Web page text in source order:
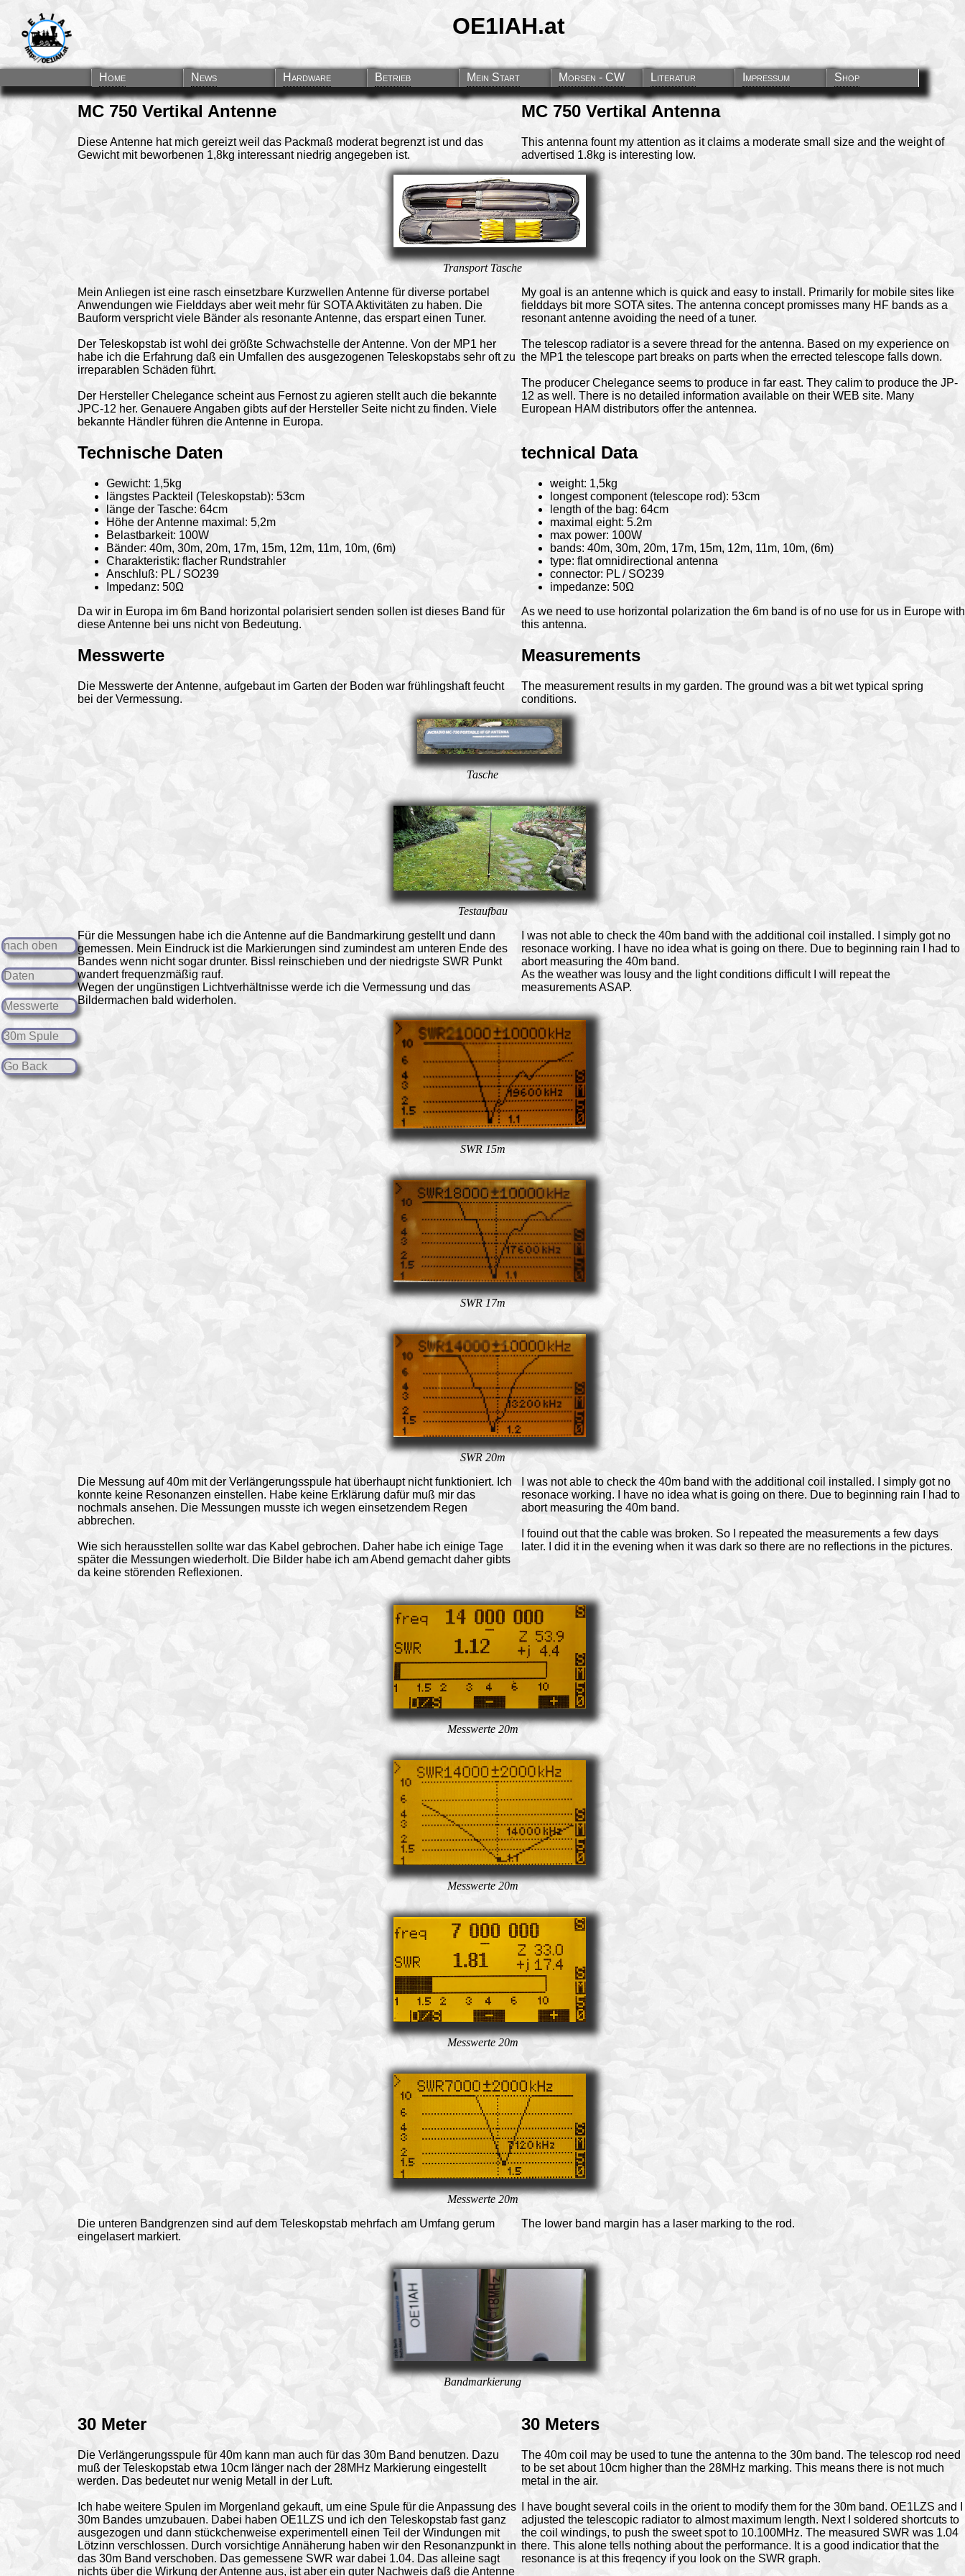
OE1IAH.at
Home News Hardware Betrieb Mein Start Morsen - CW Literatur Impressum Shop
nach oben
Daten
Messwerte
30m Spule
Go Back
MC 750 Vertikal Antenne
Diese Antenne hat mich gereizt weil das Packmaß moderat begrenzt ist und das
Gewicht mit beworbenen 1,8kg interessant niedrig angegeben ist.
MC 750 Vertikal Antenna
This antenna fount my attention as it claims a moderate small size and the weight of
advertised 1.8kg is interesting low.
Transport Tasche
Mein Anliegen ist eine rasch einsetzbare Kurzwellen Antenne für diverse portabel
Anwendungen wie Fielddays aber weit mehr für SOTA Aktivitäten zu haben. Die
Bauform verspricht viele Bänder als resonante Antenne, das erspart einen Tuner.
Der Teleskopstab ist wohl dei größte Schwachstelle der Antenne. Von der MP1 her
habe ich die Erfahrung daß ein Umfallen des ausgezogenen Teleskopstabs sehr oft zu
irreparablen Schäden führt.
Der Hersteller Chelegance scheint aus Fernost zu agieren stellt auch die bekannte
JPC-12 her. Genauere Angaben gibts auf der Hersteller Seite nicht zu finden. Viele
bekannte Händler führen die Antenne in Europa.
My goal is an antenne which is quick and easy to install. Primarily for mobile sites like
fielddays bit more SOTA sites. The antenna concept promisses many HF bands as a
resonant antenne avoiding the need of a tuner.
The telescop radiator is a severe thread for the antenna. Based on my experience on
the MP1 the telescope part breaks on parts when the errected telescope falls down.
The producer Chelegance seems to produce in far east. They calim to produce the JP-
12 as well. There is no detailed information available on their WEB site. Many
European HAM distributors offer the antennea.
Technische Daten
Gewicht: 1,5kg
längstes Packteil (Teleskopstab): 53cm
länge der Tasche: 64cm
Höhe der Antenne maximal: 5,2m
Belastbarkeit: 100W
Bänder: 40m, 30m, 20m, 17m, 15m, 12m, 11m, 10m, (6m)
Charakteristik: flacher Rundstrahler
Anschluß: PL / SO239
Impedanz: 50Ω
Da wir in Europa im 6m Band horizontal polarisiert senden sollen ist dieses Band für
diese Antenne bei uns nicht von Bedeutung.
technical Data
weight: 1,5kg
longest component (telescope rod): 53cm
length of the bag: 64cm
maximal eight: 5.2m
max power: 100W
bands: 40m, 30m, 20m, 17m, 15m, 12m, 11m, 10m, (6m)
type: flat omnidirectional antenna
connector: PL / SO239
impedanze: 50Ω
As we need to use horizontal polarization the 6m band is of no use for us in Europe with
this antenna.
Messwerte
Die Messwerte der Antenne, aufgebaut im Garten der Boden war frühlingshaft feucht
bei der Vermessung.
Measurements
The measurement results in my garden. The ground was a bit wet typical spring
conditions.
Tasche
Testaufbau
Für die Messungen habe ich die Antenne auf die Bandmarkirung gestellt und dann
gemessen. Mein Eindruck ist die Markierungen sind zumindest am unteren Ende des
Bandes wenn nicht sogar drunter. Bissl reinschieben und der niedrigste SWR Punkt
wandert frequenzmäßig rauf.
Wegen der ungünstigen Lichtverhältnisse werde ich die Vermessung und das
Bildermachen bald widerholen.
I was not able to check the 40m band with the additional coil installed. I simply got no
resonace working. I have no idea what is going on there. Due to beginning rain I had to
abort measuring the 40m band.
As the weather was lousy and the light conditions difficult I will repeat the
measurements ASAP.
SWR 15m
SWR 17m
SWR 20m
Die Messung auf 40m mit der Verlängerungsspule hat überhaupt nicht funktioniert. Ich
konnte keine Resonanzen einstellen. Habe keine Erklärung dafür muß mir das
nochmals ansehen. Die Messungen musste ich wegen einsetzendem Regen
abbrechen.
Wie sich herausstellen sollte war das Kabel gebrochen. Daher habe ich einige Tage
später die Messungen wiederholt. Die Bilder habe ich am Abend gemacht daher gibts
da keine störenden Reflexionen.
I was not able to check the 40m band with the additional coil installed. I simply got no
resonace working. I have no idea what is going on there. Due to beginning rain I had to
abort measuring the 40m band.
I fouind out that the cable was broken. So I repeated the measurements a few days
later. I did it in the evening when it was dark so there are no reflections in the pictures.
Messwerte 20m
Messwerte 20m
Messwerte 20m
Messwerte 20m
Die unteren Bandgrenzen sind auf dem Teleskopstab mehrfach am Umfang gerum
eingelasert markiert.
The lower band margin has a laser marking to the rod.
Bandmarkierung
30 Meter
Die Verlängerungsspule für 40m kann man auch für das 30m Band benutzen. Dazu
muß der Teleskopstab etwa 10cm länger nach der 28MHz Markierung eingestellt
werden. Das bedeutet nur wenig Metall in der Luft.
Ich habe weitere Spulen im Morgenland gekauft, um eine Spule für die Anpassung des
30m Bandes umzubauen. Dabei haben OE1LZS und ich den Teleskopstab fast ganz
ausgezogen und dann stückchenweise experimentell einen Teil der Windungen mit
Lötzinn verschlossen. Durch vorsichtige Annäherung haben wir den Resonanzpunkt in
das 30m Band verschoben. Das gemessene SWR war dabei 1.04. Das alleine sagt
nichts über die Wirkung der Antenne aus, ist aber ein guter Nachweis daß die Antenne
30 Meters
The 40m coil may be used to tune the antenna to the 30m band. The telescop rod need
to be set about 10cm higher than the 28MHz marking. This means there is not much
metal in the air.
I have bought several coils in the orient to modify them for the 30m band. OE1LZS and I
adjusted the telescopic radiator to almost maximum length. Next I soldered shortcuts to
the coil windings, to push the sweet spot to 10.100MHz. The measured SWR was 1.04
there. This alone tells nothing about the performance. It is a good indicatior that the
resonance is at this freqency if you look on the SWR graph.